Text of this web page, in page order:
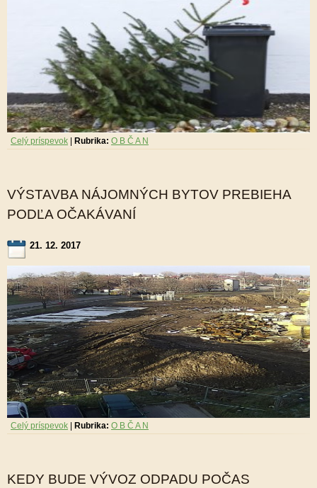
Celý príspevok Rubrika: O B Č A N
VÝSTAVBA NÁJOMNÝCH BYTOV PREBIEHA
PODĽA OČAKÁVANÍ
21. 12. 2017
Celý príspevok Rubrika: O B Č A N
KEDY BUDE VÝVOZ ODPADU POČAS